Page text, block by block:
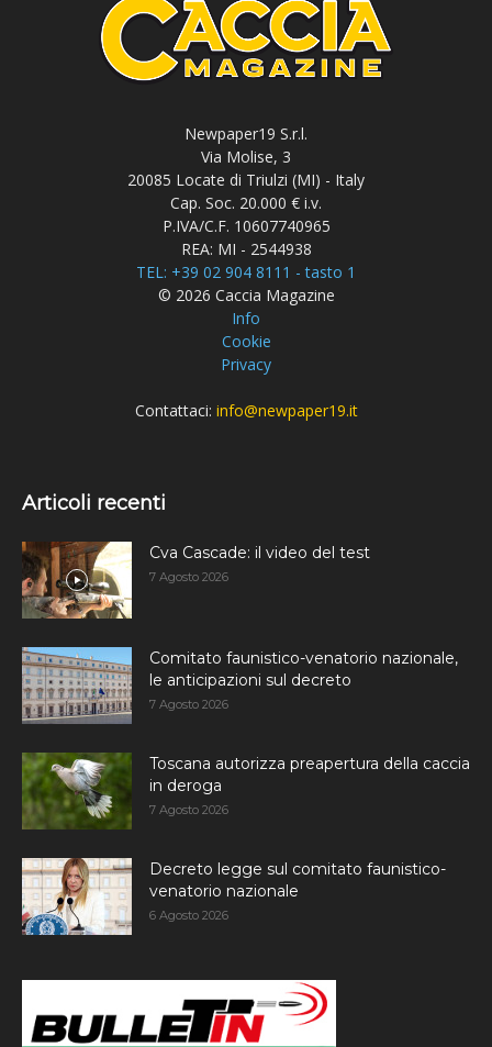
Newpaper19 S.r.l.
Via Molise, 3
20085 Locate di Triulzi (MI) - Italy
Cap. Soc. 20.000 € i.v.
P.IVA/C.F. 10607740965
REA: MI - 2544938
TEL: +39 02 904 8111 - tasto 1
© 2026 Caccia Magazine
Info
Cookie
Privacy
Contattaci: info@newpaper19.it
Articoli recenti
Cva Cascade: il video del test
7 Agosto 2026
Comitato faunistico-venatorio nazionale,
le anticipazioni sul decreto
7 Agosto 2026
Toscana autorizza preapertura della caccia
in deroga
7 Agosto 2026
Decreto legge sul comitato faunistico-
venatorio nazionale
6 Agosto 2026